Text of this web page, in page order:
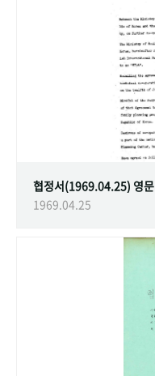
협정서(1969.04.25) 영문
1969.04.25